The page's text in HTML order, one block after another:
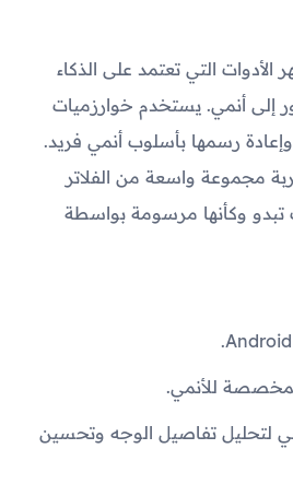
التي تعتمد على الذكاء
إلى أنمي. يستخدم خوارزميات
رسمها بأسلوب أنمي فريد.
مجموعة واسعة من الفلاتر
تبدو وكأنها مرسومة بواسطة
للأنمي.
لتحليل تفاصيل الوجه وتحسين